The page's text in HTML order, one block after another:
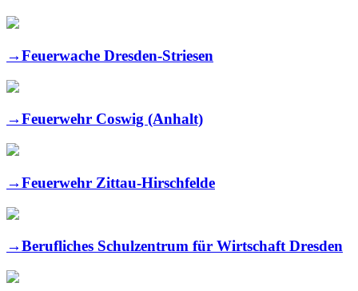
→Feuerwache Dresden-Striesen
→Feuerwehr Coswig (Anhalt)
→Feuerwehr Zittau-Hirschfelde
→Berufliches Schulzentrum für Wirtschaft Dresden